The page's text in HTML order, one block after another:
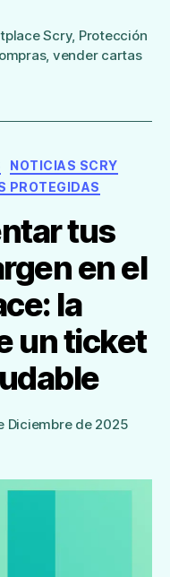
Scry, Protección
, vender cartas
NOTICIAS SCRY
PROTEGIDAS
tus
en el
la
un ticket
Diciembre de 2025